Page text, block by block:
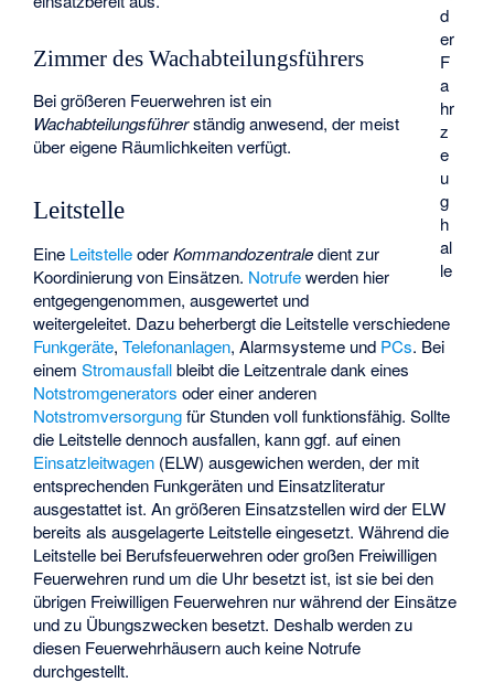
d
er
F
a
hr
z
e
u
g
h
al
le
Zimmer des Wachabteilungsführers
Bei größeren Feuerwehren ist ein
Wachabteilungsführerständig anwesend, der meist
über eigene Räumlichkeiten verfügt.
Leitstelle
Eine LeitstelleoderKommandozentraledient zur
Koordinierung von Einsätzen. Notrufewerden hier
entgegengenommen, ausgewertet und
weitergeleitet. Dazu beherbergt die Leitstelle verschiedene
Funkgeräte,Telefonanlagen,Alarmsysteme und PCs. Bei
einemStromausfallbleibt die Leitzentrale dank eines
Notstromgenerators oder einer anderen
Notstromversorgungfür Stunden voll funktionsfähig. Sollte
die Leitstelle dennoch ausfallen, kann ggf. auf einen
Einsatzleitwagen (ELW) ausgewichen werden, der mit
entsprechenden Funkgeräten und Einsatzliteratur
ausgestattet ist. An größeren Einsatzstellen wird der ELW
bereits als ausgelagerte Leitstelle eingesetzt. Während die
Leitstelle bei Berufsfeuerwehren oder großen Freiwilligen
Feuerwehren rund um die Uhr besetzt ist, ist sie bei den
übrigen Freiwilligen Feuerwehren nur während der Einsätze
und zu Übungszwecken besetzt. Deshalb werden zu
diesen Feuerwehrhäusern auch keine Notrufe
durchgestellt.